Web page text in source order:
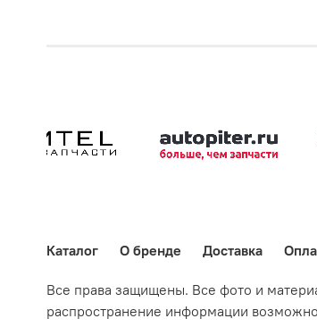
Каталог О бренде Доставка
Все права защищены. Все фото и
распространение информации